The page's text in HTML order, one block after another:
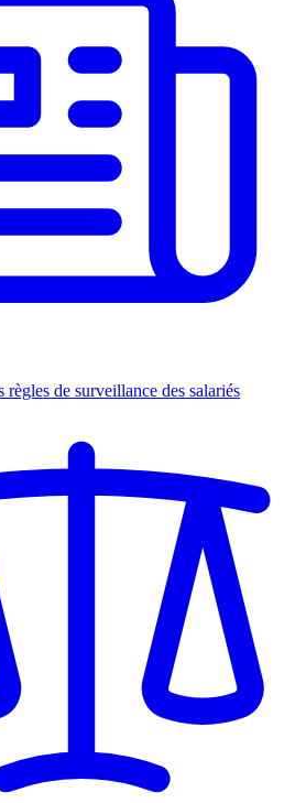
règles de surveillance des salariés